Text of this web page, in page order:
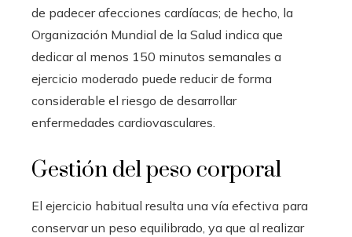
de padecer afecciones cardíacas; de hecho, la
Organización Mundial de la Salud indica que
dedicar al menos 150 minutos semanales a
ejercicio moderado puede reducir de forma
considerable el riesgo de desarrollar
enfermedades cardiovasculares.
Gestión del peso corporal
El ejercicio habitual resulta una vía efectiva para
conservar un peso equilibrado, ya que al realizar